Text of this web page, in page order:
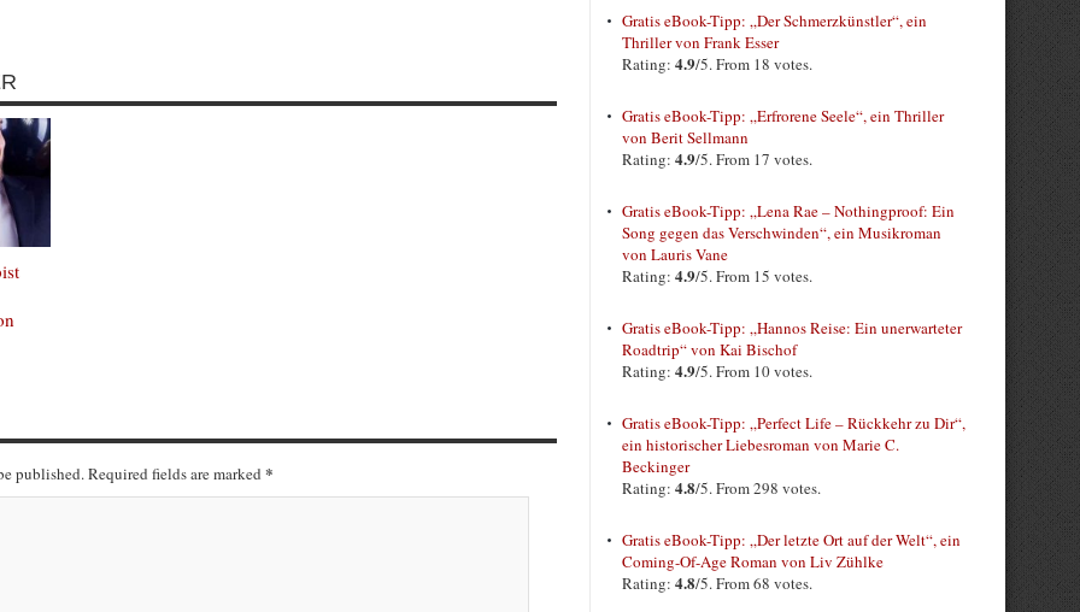
published. Required fields are marked *
Gratis eBook-Tipp: „Der Schmerzkünstler“, ein
Thriller von Frank Esser
Rating: 4.9/5. From 18 votes.
Gratis eBook-Tipp: „Erfrorene Seele“, ein Thriller
von Berit Sellmann
Rating: 4.9/5. From 17 votes.
Gratis eBook-Tipp: „Lena Rae – Nothingproof: Ein
Song gegen das Verschwinden“, ein Musikroman
von Lauris Vane
Rating: 4.9/5. From 15 votes.
Gratis eBook-Tipp: „Hannos Reise: Ein unerwarteter
Roadtrip“ von Kai Bischof
Rating: 4.9/5. From 10 votes.
Gratis eBook-Tipp: „Perfect Life – Rückkehr zu Dir“,
ein historischer Liebesroman von Marie C.
Beckinger
Rating: 4.8/5. From 298 votes.
Gratis eBook-Tipp: „Der letzte Ort auf der Welt“, ein
Coming-Of-Age Roman von Liv Zühlke
Rating: 4.8/5. From 68 votes.